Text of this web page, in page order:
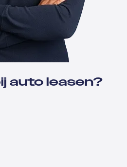
auto leasen?